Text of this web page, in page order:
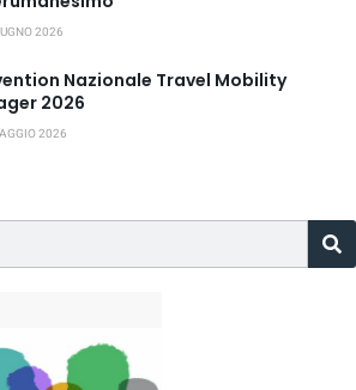
2026
Nazionale Travel Mobility
2026
2026